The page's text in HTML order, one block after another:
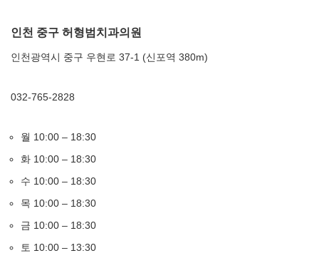
인천 중구 허형범치과의원
인천광역시 중구 우현로 37-1 (신포역 380m)
032-765-2828
월 10:00 – 18:30
화 10:00 – 18:30
수 10:00 – 18:30
목 10:00 – 18:30
금 10:00 – 18:30
토 10:00 – 13:30